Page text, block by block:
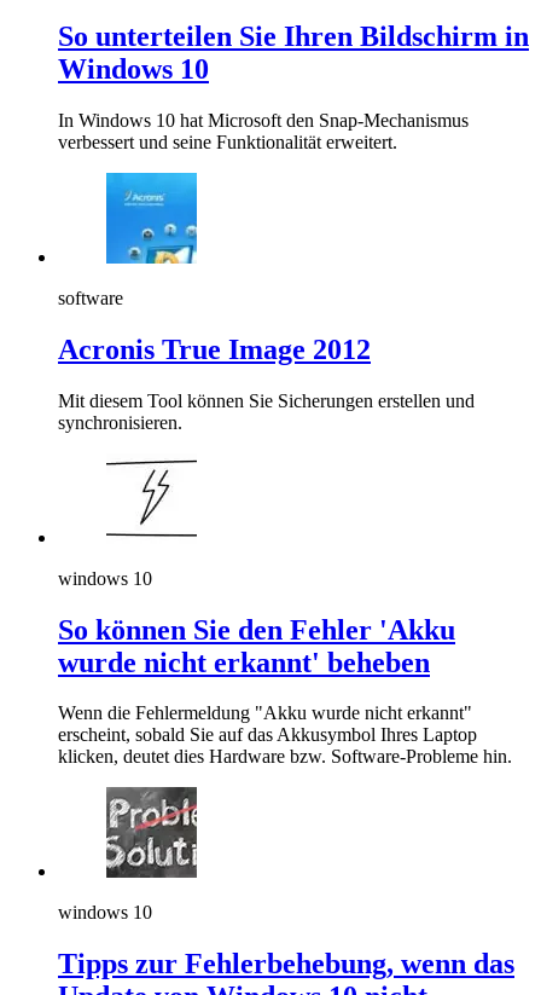
So unterteilen Sie Ihren Bildschirm in
Windows 10
In Windows 10 hat Microsoft den Snap-Mechanismus
verbessert und seine Funktionalität erweitert.
software
Acronis True Image 2012
Mit diesem Tool können Sie Sicherungen erstellen und
synchronisieren.
windows 10
So können Sie den Fehler 'Akku
wurde nicht erkannt' beheben
Wenn die Fehlermeldung "Akku wurde nicht erkannt"
erscheint, sobald Sie auf das Akkusymbol Ihres Laptop
klicken, deutet dies Hardware bzw. Software-Probleme hin.
windows 10
Tipps zur Fehlerbehebung, wenn das